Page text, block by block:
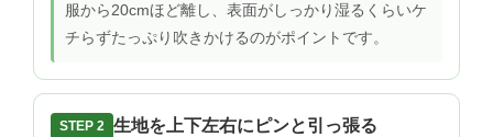
服から20cmほど離し、表面がしっかり湿るくらいケ
チらずたっぷり吹きかけるのがポイントです。
STEP 2 生地を上下左右にピンと引っ張る